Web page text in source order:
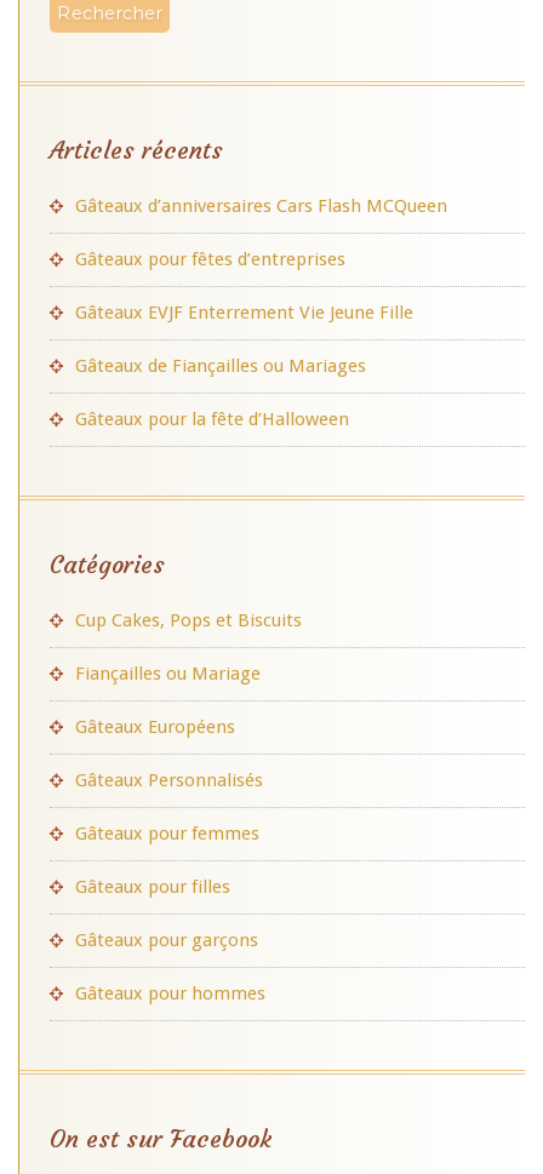
Articles récents
Gâteaux d’anniversaires Cars Flash MCQueen
Gâteaux pour fêtes d’entreprises
Gâteaux EVJF Enterrement Vie Jeune Fille
Gâteaux de Fiançailles ou Mariages
Gâteaux pour la fête d’Halloween
Catégories
Cup Cakes, Pops et Biscuits
Fiançailles ou Mariage
Gâteaux Européens
Gâteaux Personnalisés
Gâteaux pour femmes
Gâteaux pour filles
Gâteaux pour garçons
Gâteaux pour hommes
On est sur Facebook